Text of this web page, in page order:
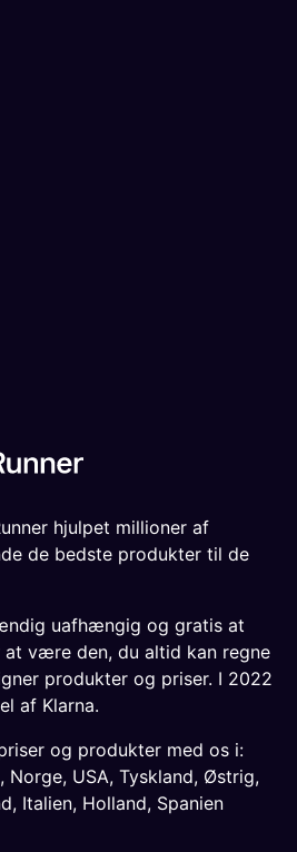
hjulpet millioner af
de bedste produkter til de
uafhængig og gratis at
at være den, du altid kan regne
produkter og priser. I 2022
af Klarna.
og produkter med os i:
, Norge, USA, Tyskland, Østrig,
, Italien, Holland, Spanien